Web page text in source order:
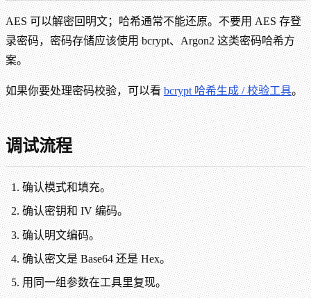
AES 可以解密回明文；哈希通常不能还原。不要用 AES 存登
录密码，密码存储应该使用 bcrypt、Argon2 这类密码哈希方
案。
如果你要处理密码校验，可以看bcrypt 哈希生成 / 校验工具。
调试流程
确认模式和填充。
确认密钥和 IV 编码。
确认明文编码。
确认密文是 Base64 还是 Hex。
用同一组参数在工具里复现。